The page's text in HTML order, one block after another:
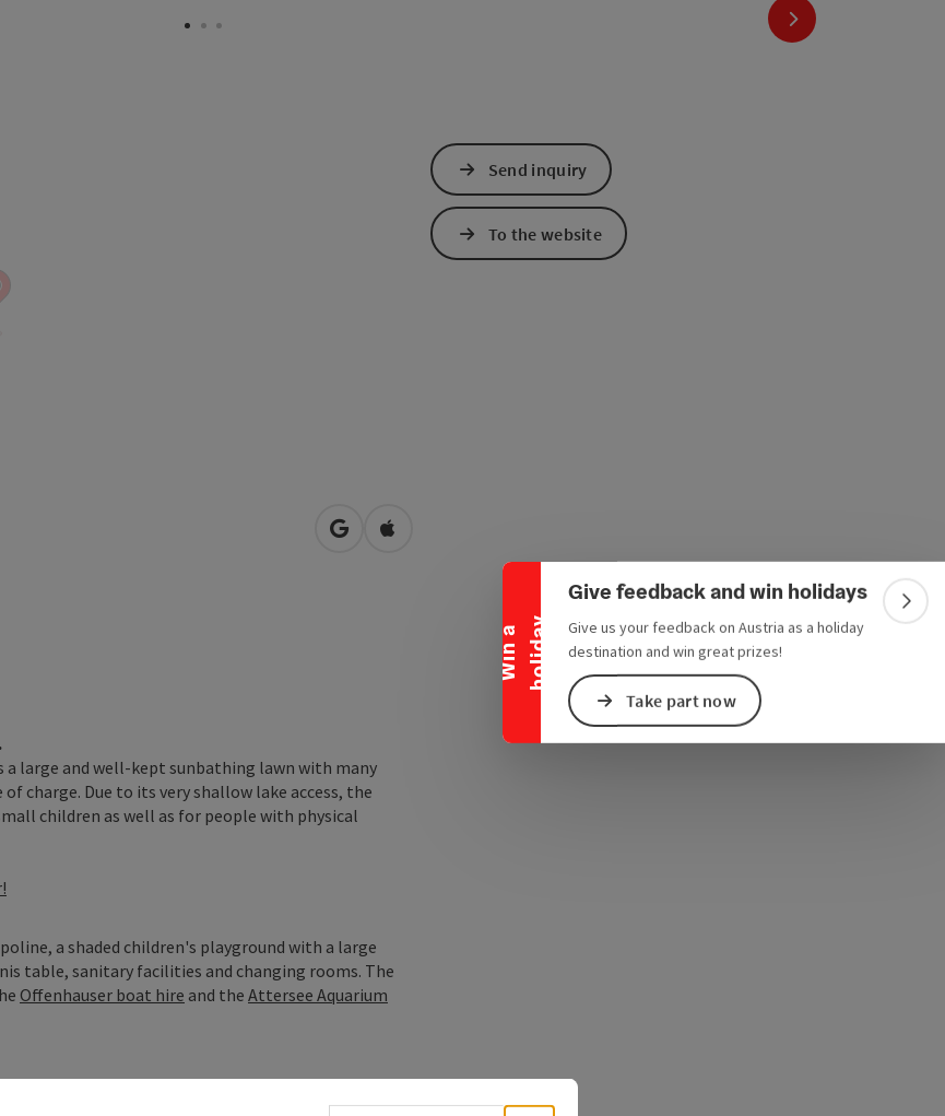
W
i
n
a
h
o
l
i
d
a y
Collapse banner Give feedback and win holidays
Give us your feedback on Austria as a holiday
destination and win great prizes!
Take part now
next slide
open in Google Maps
Open in Apple Maps
a large and well-kept sunbathing lawn with many
charge. Due to its very shallow lake access, the
children as well as for people with physical
a shaded children's playground with a large
table, sanitary facilities and changing rooms. The
Offenhauser boat hire and the Attersee Aquarium
around 150 seats, you can enjoy the wonderful view
Send inquiry
To the website